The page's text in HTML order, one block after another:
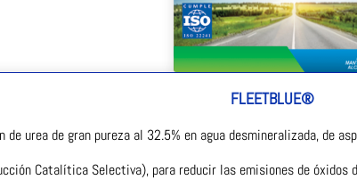
FLEETBLUE®
de urea de gran pureza al 32.5% en agua desmineralizada, de
Catalítica Selectiva), para reducir las emisiones de